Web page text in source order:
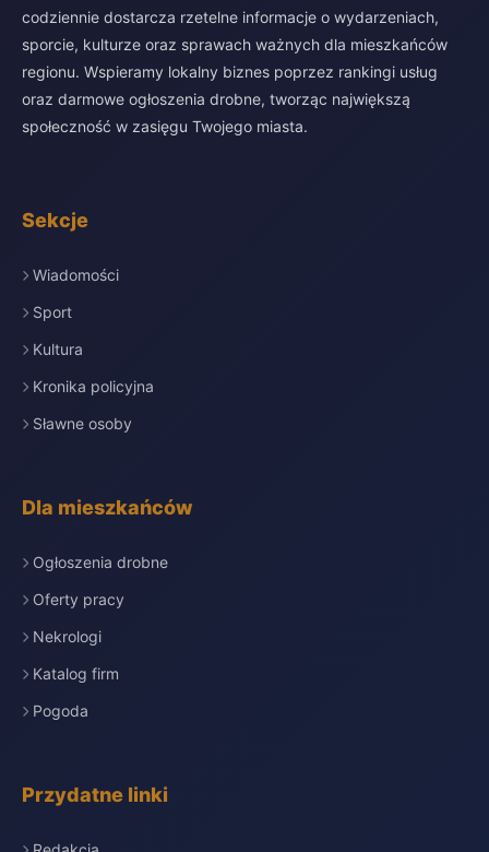
codziennie dostarcza rzetelne informacje o wydarzeniach,
sporcie, kulturze oraz sprawach ważnych dla mieszkańców
regionu. Wspieramy lokalny biznes poprzez rankingi usług
oraz darmowe ogłoszenia drobne, tworząc największą
społeczność w zasięgu Twojego miasta.
Sekcje
Wiadomości
Sport
Kultura
Kronika policyjna
Sławne osoby
Dla mieszkańców
Ogłoszenia drobne
Oferty pracy
Nekrologi
Katalog firm
Pogoda
Przydatne linki